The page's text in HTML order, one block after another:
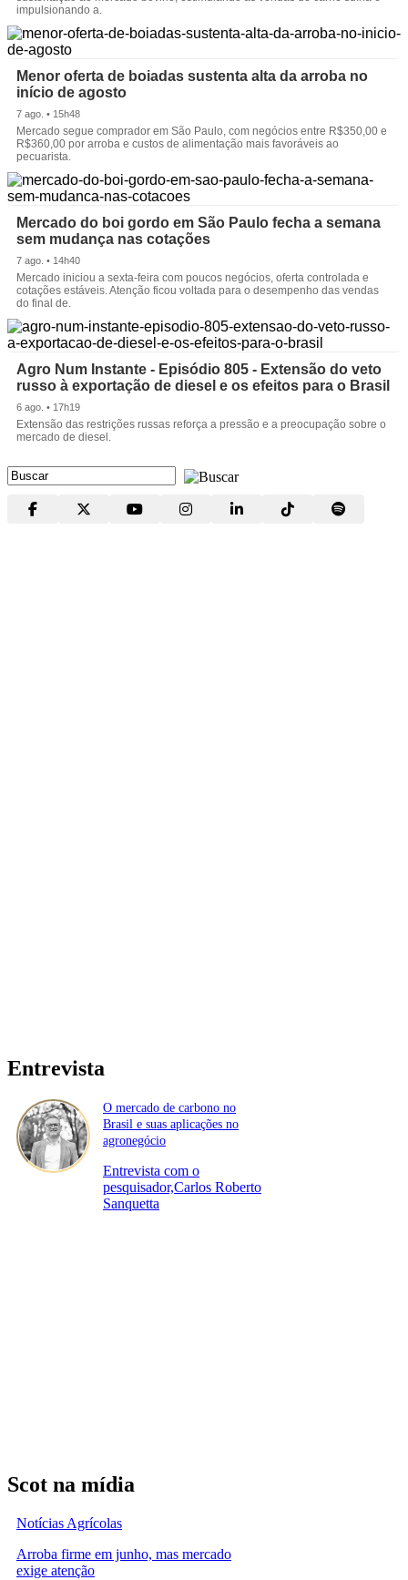
impulsionando a.
Menor oferta de boiadas sustenta alta da arroba no
início de agosto
7 ago. • 15h48
Mercado segue comprador em São Paulo, com negócios entre R$350,00 e
R$360,00 por arroba e custos de alimentação mais favoráveis ao
pecuarista.
Mercado do boi gordo em São Paulo fecha a semana
sem mudança nas cotações
7 ago. • 14h40
Mercado iniciou a sexta-feira com poucos negócios, oferta controlada e
cotações estáveis. Atenção ficou voltada para o desempenho das vendas
do final de.
Agro Num Instante - Episódio 805 - Extensão do veto
russo à exportação de diesel e os efeitos para o Brasil
6 ago. • 17h19
Extensão das restrições russas reforça a pressão e a preocupação sobre o
mercado de diesel.
Entrevista
O mercado de carbono no
Brasil e suas aplicações no
agronegócio
Entrevista com o
pesquisador,Carlos Roberto
Sanquetta
Scot na mídia
Notícias Agrícolas
Arroba firme em junho, mas mercado
exige atenção